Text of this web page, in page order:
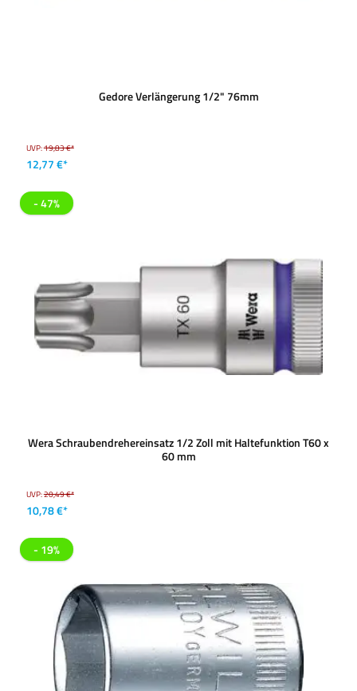
Gedore Verlängerung 1/2" 76mm
UVP:19,83 €*
12,77 €*
- 47%
Wera Schraubendrehereinsatz 1/2 Zoll mit Haltefunktion T60 x
60 mm
UVP:20,49 €*
10,78 €*
- 19%